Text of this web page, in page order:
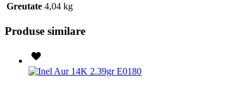
Greutate 4,04 kg
Produse similare